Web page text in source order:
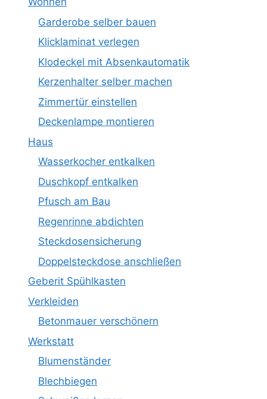
Garderobe selber bauen
Klicklaminat verlegen
Klodeckel mit Absenkautomatik
Kerzenhalter selber machen
Zimmertür einstellen
Deckenlampe montieren
Haus
Wasserkocher entkalken
Duschkopf entkalken
Pfusch am Bau
Regenrinne abdichten
Steckdosensicherung
Doppelsteckdose anschließen
Geberit Spühlkasten
Verkleiden
Betonmauer verschönern
Werkstatt
Blumenständer
Blechbiegen